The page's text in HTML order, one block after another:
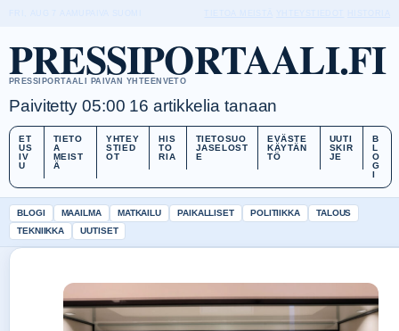
PRESSIPORTAALI.FI
PRESSIPORTAALI PAIVAN YHTEENVETO
Paivitetty 05:00 16 artikkelia tanaan
ET
US
IV
U
TIETO
A
MEIST
Ä
YHTEY
STIED
OT
HIS
TO
RIA
TIETOSUO
JASELOST
E
EVÄSTE
KÄYTÄN
TÖ
UUTI
SKIR
JE
B
L
O
G
I
BLOGI MAAILMA MATKAILU PAIKALLISET POLITIIKKA
TALOUS
TEKNIIKKA
UUTISET